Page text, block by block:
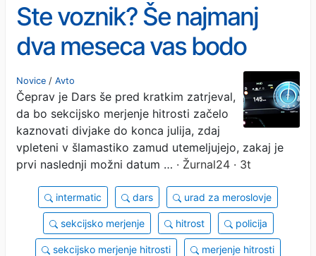
Ste voznik? Še najmanj
dva meseca vas bodo
vlekli za nos z
opozarjanjem
Novice / Avto
Čeprav je Dars še pred kratkim zatrjeval,
da bo sekcijsko merjenje hitrosti začelo
kaznovati divjake do konca julija, zdaj
vpleteni v šlamastiko zamud utemeljujejo, zakaj je
prvi naslednji možni datum … · Žurnal24 · 3t
intermatic dars urad za meroslovje
sekcijsko merjenje hitrost policija
sekcijsko merjenje hitrosti merjenje hitrosti